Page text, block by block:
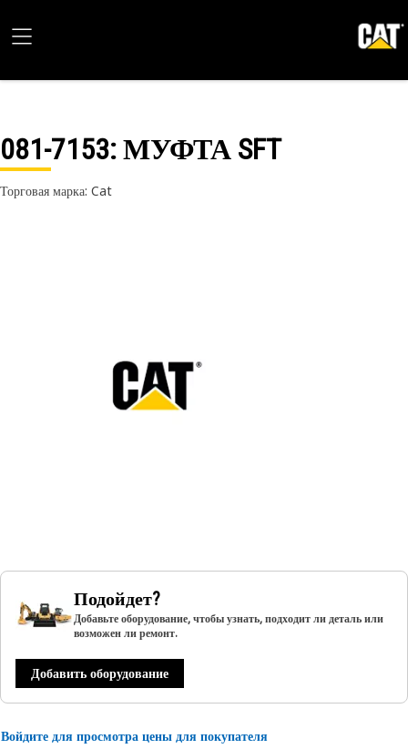
081-7153: МУФТА SFT
Торговая марка: Cat
Подойдет?
Добавьте оборудование, чтобы узнать, подходит ли деталь или
возможен ли ремонт.
Добавить оборудование
Войдите для просмотра цены для покупателя